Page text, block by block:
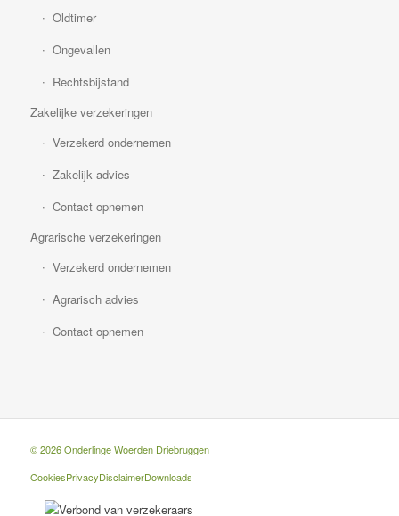
Oldtimer
Ongevallen
Rechtsbijstand
Zakelijke verzekeringen
Verzekerd ondernemen
Zakelijk advies
Contact opnemen
Agrarische verzekeringen
Verzekerd ondernemen
Agrarisch advies
Contact opnemen
© 2026 Onderlinge Woerden Driebruggen
CookiesPrivacyDisclaimerDownloads